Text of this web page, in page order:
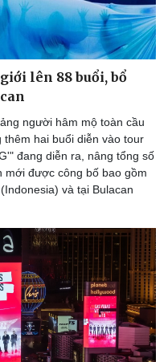
lên 88 buổi, bổ
người hâm mộ toàn cầu
hai buổi diễn vào tour
đang diễn ra, nâng tổng số
mới được công bố bao gồm
và tại Bulacan